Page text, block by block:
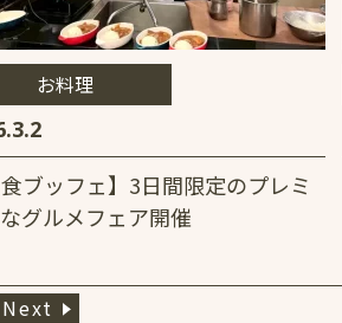
お料理
食ブッフェ】3日間限定のプレミ
グルメフェア開催
Next